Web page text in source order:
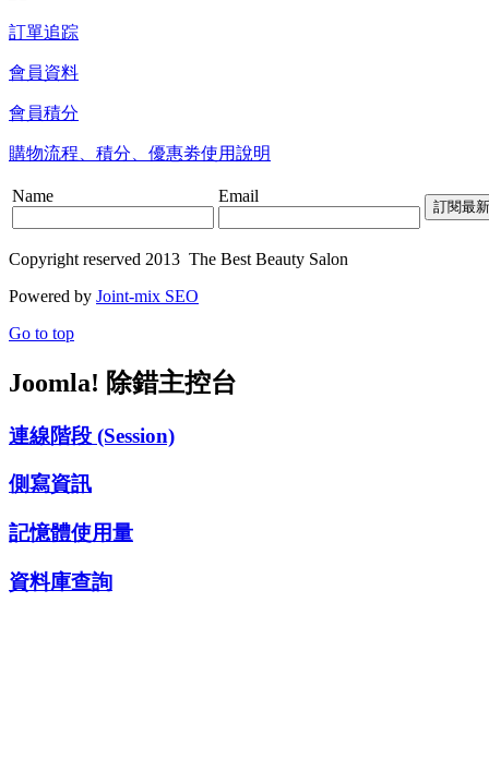
訂單追踪
會員資料
會員積分
購物流程、積分、優惠劵使用說明
Name Email
Copyright reserved 2013 The Best Beauty Salon
Powered by Joint-mix SEO
Go to top
Joomla! 除錯主控台
連線階段 (Session)
側寫資訊
記憶體使用量
資料庫查詢